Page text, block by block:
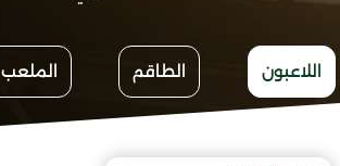
اللاعبون الطاقم الملعب